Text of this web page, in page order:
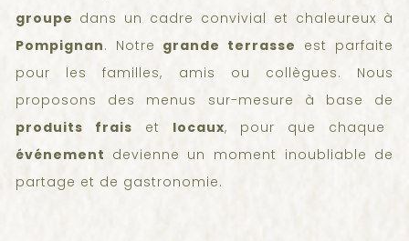
groupe dans un cadre convivial et chaleureux à
Pompignan. Notre grande terrasse est parfaite
pour les familles, amis ou collègues. Nous
proposons des menus sur-mesure à base de
produits frais et locaux, pour que chaque
événement devienne un moment inoubliable de
partage et de gastronomie.